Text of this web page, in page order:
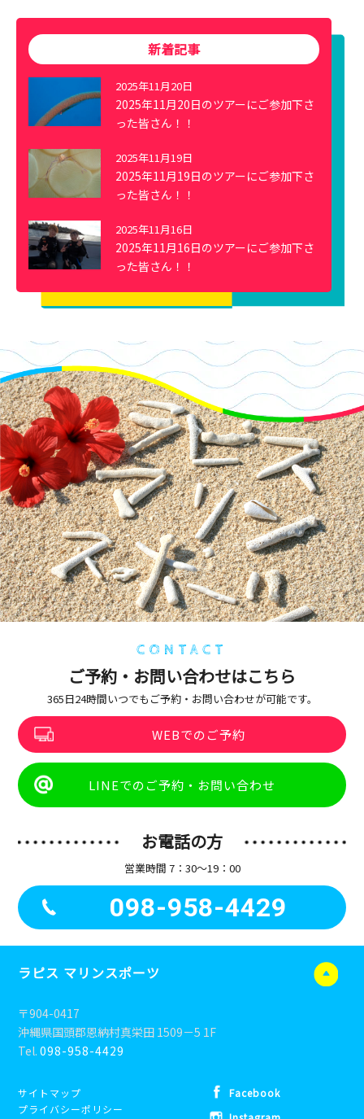
新着記事
2025年11月20日
2025年11月20日のツアーにご参加下さ
った皆さん！！
2025年11月19日
2025年11月19日のツアーにご参加下さ
った皆さん！！
2025年11月16日
2025年11月16日のツアーにご参加下さ
った皆さん！！
CONTACT
ご予約・お問い合わせはこちら
365日24時間いつでもご予約・お問い合わせが可能です。
WEBでのご予約
LINEでのご予約・お問い合わせ
お電話の方
営業時間 7：30〜19：00
098-958-4429
ラピス マリンスポーツ
〒904-0417
沖縄県国頭郡恩納村真栄田 1509－5 1F
Tel.098-958-4429
サイトマップ
プライバシーポリシー
Facebook